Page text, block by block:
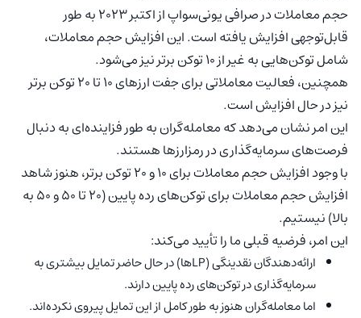
حجم معاملات در صرافی یونی‌سواپ از اکتبر ۲۰۲۳ به طور
قابل‌توجهی افزایش یافته است. این افزایش حجم معاملات،
شامل توکن‌هایی به غیر از ۱۰ توکن برتر نیز می‌شود.
همچنین، فعالیت معاملاتی برای جفت ارزهای ۱۰ تا ۲۰ توکن برتر
نیز در حال افزایش است.
این امر نشان می‌دهد که معامله‌گران به طور فزاینده‌ای به دنبال
فرصت‌های سرمایه‌گذاری در رمزارزها هستند.
با وجود افزایش حجم معاملات برای ۱۰ و ۲۰ توکن برتر، هنوز شاهد
افزایش حجم معاملات برای توکن‌های رده پایین (۲۰ تا ۵۰ و ۵۰ به
بالا) نیستیم.
این امر، فرضیه قبلی ما را تأیید می‌کند:
ارائه‌دهندگان نقدینگی (LPها) در حال حاضر تمایل بیشتری به
سرمایه‌گذاری در توکن‌های رده پایین دارند.
اما معامله‌گران هنوز به طور کامل از این تمایل پیروی نکرده‌اند.